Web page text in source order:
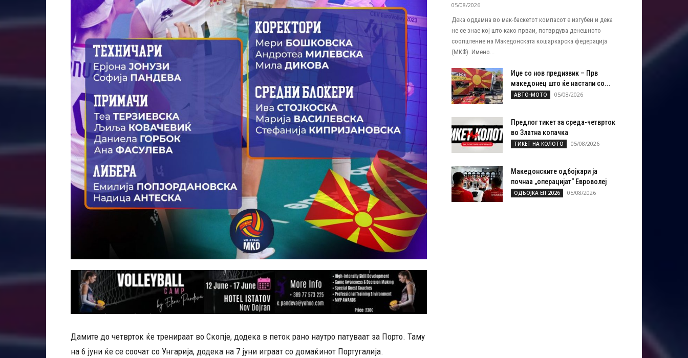
Дамите до четврток ќе тренираат во Скопје, додека в петок рано наутро патуваат за Порто. Таму
на 6 јуни ќе се соочат со Унгарија, додека на 7 јуни играат со домаќинот Португалија.
05/08/2026
Дека оддамна во мак-баскетот компасот е изгубен и дека
не се знае кој што како прваи, потврдува денешното
соопштение на Македонската кошаркарска федерација
(МКФ). Имено...
Иџе со нов предизвик – Прв
македонец што ќе настапи со...
АВТО-МОТО 05/08/2026
Предлог тикет за среда-четврток
во Златна копачка
ТИКЕТ НА КОЛОТО 05/08/2026
Македонските одбојкари ја
почнаа „операцијат“ Евроволеј
ОДБОЈКА ЕП 2026 05/08/2026